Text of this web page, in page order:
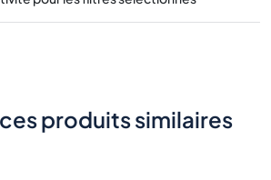
produits similaires